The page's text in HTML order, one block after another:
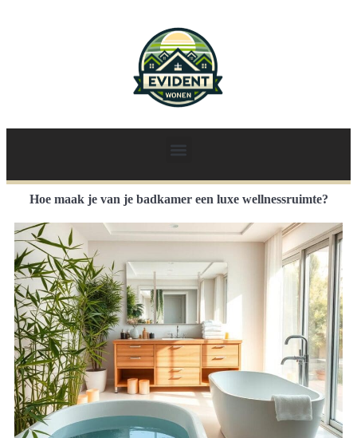
Hoe maak je van je badkamer een luxe wellnessruimte?